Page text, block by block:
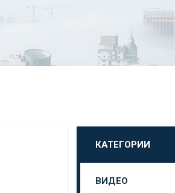
КАТЕГОРИИ
ВИДЕО